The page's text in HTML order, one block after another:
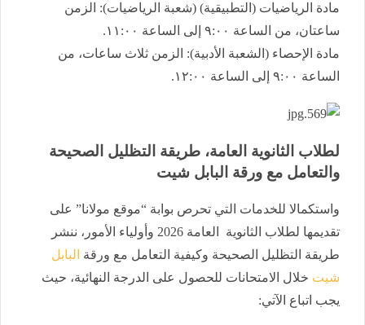
​مادة الرياضيات (التطبيقية) (شعبة الرياضيات): الزمن
ساعتان، من الساعة ٩:٠٠ إلى الساعة ١١:٠٠.
​مادة الإحصاء (الشعبة الأدبية): الزمن ثلاث ساعات، من
الساعة ٩:٠٠ إلى الساعة ١٢:٠٠.
لطلاب الثانوية العامة، طريقة التظليل الصحيحة
والتعامل مع ورقة البابل شيت
واستكمالا للخدمات التي تحرص بوابة “موقع مولانا” على
تقديمها لطلاب الثانوية العامة 2026 وأولياء الأمور، ننشر
طريقة التظليل الصحيحة وكيفية التعامل مع ورقة البابل
شيت خلال الامتحانات للحصول على الدرجة النهائية، حيث
يجب اتباع الآتي: